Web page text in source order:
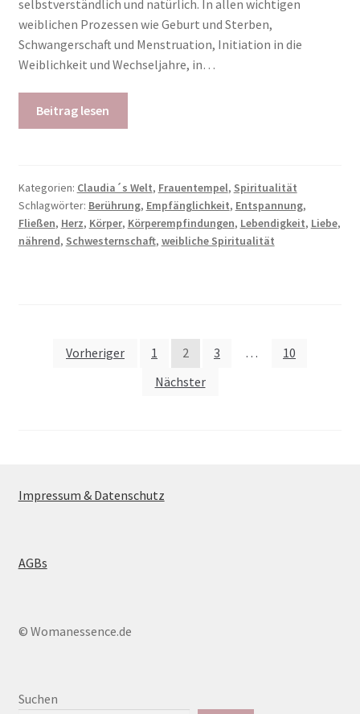
selbstverständlich und natürlich. In allen wichtigen
weiblichen Prozessen wie Geburt und Sterben,
Schwangerschaft und Menstruation, Initiation in die
Weiblichkeit und Wechseljahre, in…
Beitrag lesen
Kategorien: Claudia´s Welt, Frauentempel, Spiritualität
Schlagwörter: Berührung, Empfänglichkeit, Entspannung,
Fließen, Herz, Körper, Körperempfindungen, Lebendigkeit, Liebe,
nährend, Schwesternschaft, weibliche Spiritualität
Seitennummerierung
Vorheriger 1 2 3 …
10
Nächster
Impressum & Datenschutz
AGBs
© Womanessence.de
Suchen